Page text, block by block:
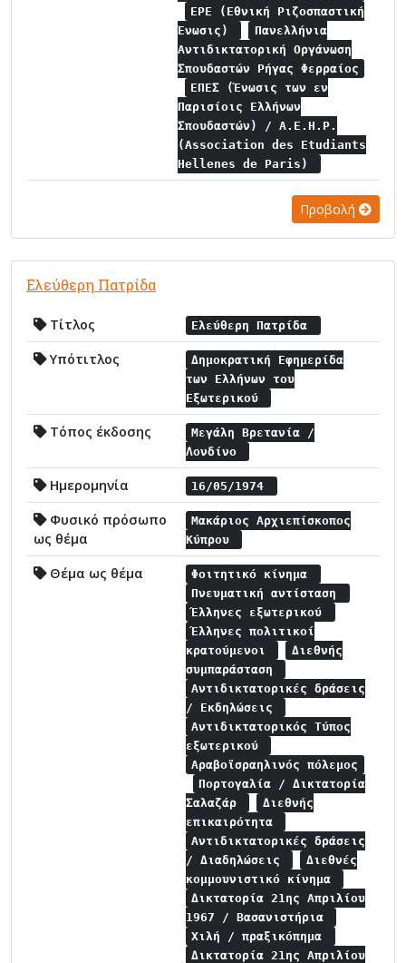
ΕΡΕ (Εθνική Ριζοσπαστική
Ένωσις)
Πανελλήνια
Αντιδικτατορική Οργάνωση
Σπουδαστών Ρήγας Φερραίος
ΕΠΕΣ (Ένωσις των εν
Παρισίοις Ελλήνων
Σπουδαστών) / A.E.H.P.
(Association des Etudiants
Hellenes de Paris)
Προβολή
Ελεύθερη Πατρίδα
Τίτλος Ελεύθερη Πατρίδα
Υπότιτλος
Δημοκρατική Εφημερίδα
των Ελλήνων του
Εξωτερικού
Τόπος έκδοσης
Μεγάλη Βρετανία /
Λονδίνο
Ημερομηνία 16/05/1974
Φυσικό πρόσωπο
ως θέμα
Μακάριος Αρχιεπίσκοπος
Κύπρου
Θέμα ως θέμα
Φοιτητικό κίνημα
Πνευματική αντίσταση
Έλληνες εξωτερικού
Έλληνες πολιτικοί
κρατούμενοι
Διεθνής
συμπαράσταση
Αντιδικτατορικές δράσεις
/ Εκδηλώσεις
Αντιδικτατορικός Τύπος
εξωτερικού
Αραβοϊσραηλινός πόλεμος
Πορτογαλία / Δικτατορία
Σαλαζάρ
Διεθνής
επικαιρότητα
Αντιδικτατορικές δράσεις
/ Διαδηλώσεις
Διεθνές
κομμουνιστικό κίνημα
Δικτατορία 21ης Απριλίου
1967 / Βασανιστήρια
Χιλή / πραξικόπημα
Δικτατορία 21ης Απριλίου